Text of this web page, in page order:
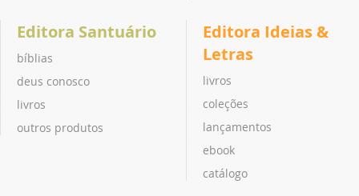
Editora Santuário
bíblias
deus conosco
livros
outros produtos
Editora Ideias &
Letras
livros
coleções
lançamentos
ebook
catálogo